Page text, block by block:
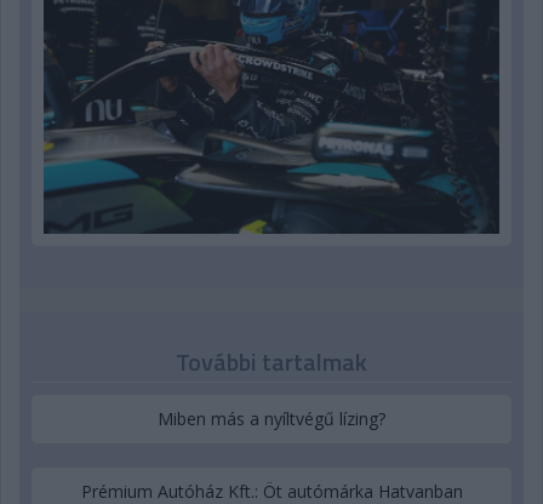
További tartalmak
Miben más a nyíltvégű lízing?
Prémium Autóház Kft.: Öt autómárka Hatvanban